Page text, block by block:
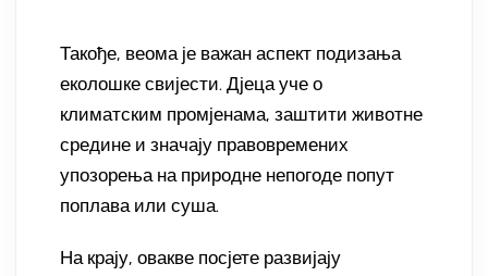
Такође, веома је важан аспект подизања
еколошке свијести. Дјеца уче о
климатским промјенама, заштити животне
средине и значају правовремених
упозорења на природне непогоде попут
поплава или суша.
На крају, овакве посјете развијају